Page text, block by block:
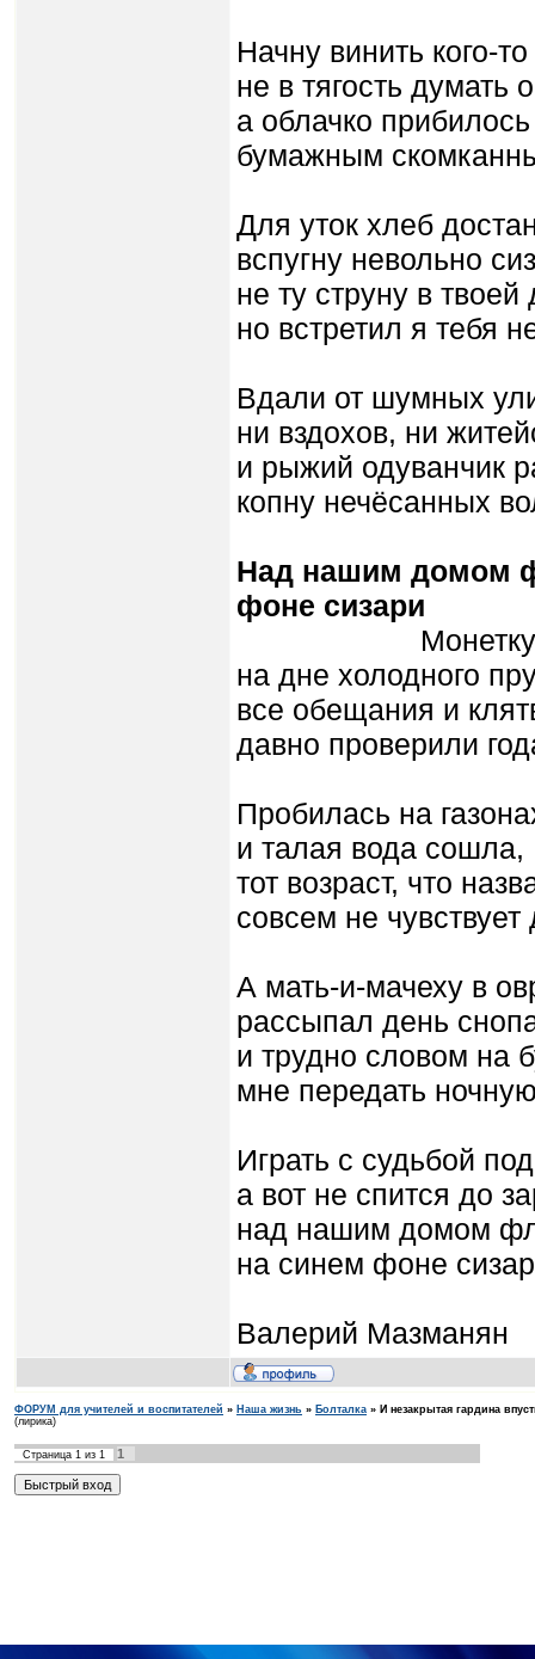
Начну винить кого-
не в тягость думать
а облачко
бумажным
Для уток хлеб
вспугну невольно
не ту струну в
но встретил я тебя
Вдали от шумных
ни вздохов, ни
и рыжий одуванчик
копну нечёсанных
Над нашим домом
фоне сизари
Монетку
на дне холодного
все обещания и
давно проверили
Пробилась на
и талая вода сошла,
тот возраст, что
совсем не
А мать-и-мачеху в
рассыпал день
и трудно словом на
мне передать
Играть с судьбой
а вот не спится до
над нашим домом
на синем фоне
Валерий Мазманян
ФОРУМ для учителей и воспитателей » Наша жизнь » Болталка » И незакрытая гардина
(лирика)
Страница 1 из 1 1